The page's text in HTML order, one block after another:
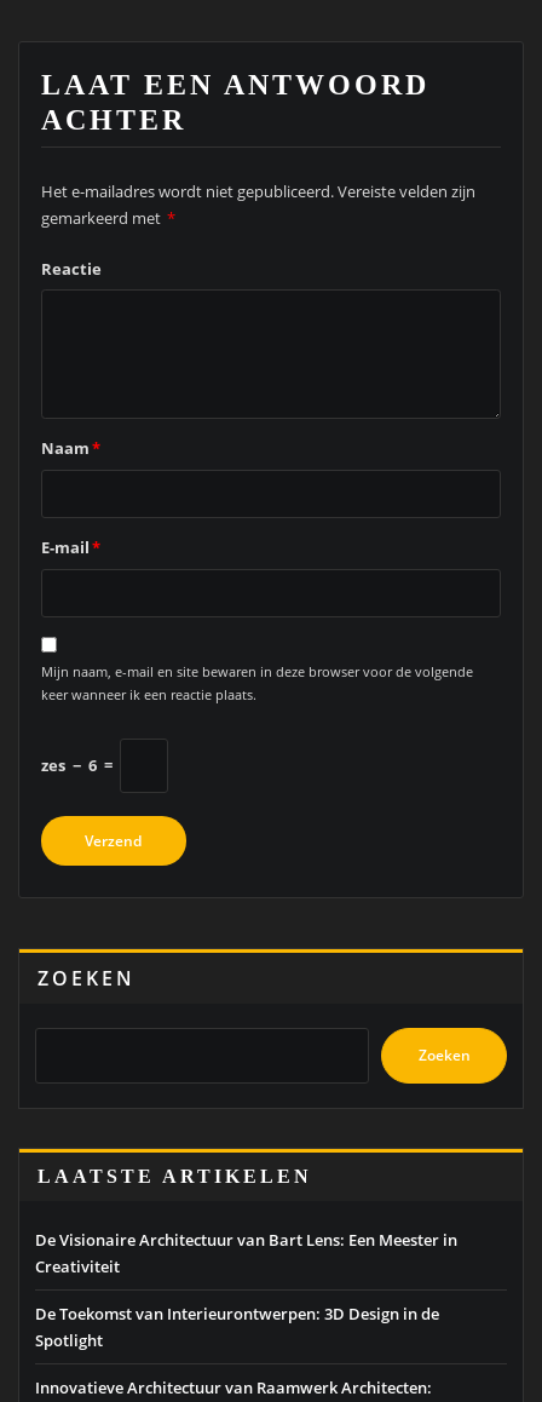
LAAT EEN ANTWOORD
ACHTER
Het e-mailadres wordt niet gepubliceerd.Vereiste velden zijn
gemarkeerd met *
Reactie
Naam*
E-mail*
Mijn naam, e-mail en site bewaren in deze browser voor de volgende
keer wanneer ik een reactie plaats.
zes − 6 =
ZOEKEN
Zoeken
LAATSTE ARTIKELEN
De Visionaire Architectuur van Bart Lens: Een Meester in
Creativiteit
De Toekomst van Interieurontwerpen: 3D Design in de
Spotlight
Innovatieve Architectuur van Raamwerk Architecten: